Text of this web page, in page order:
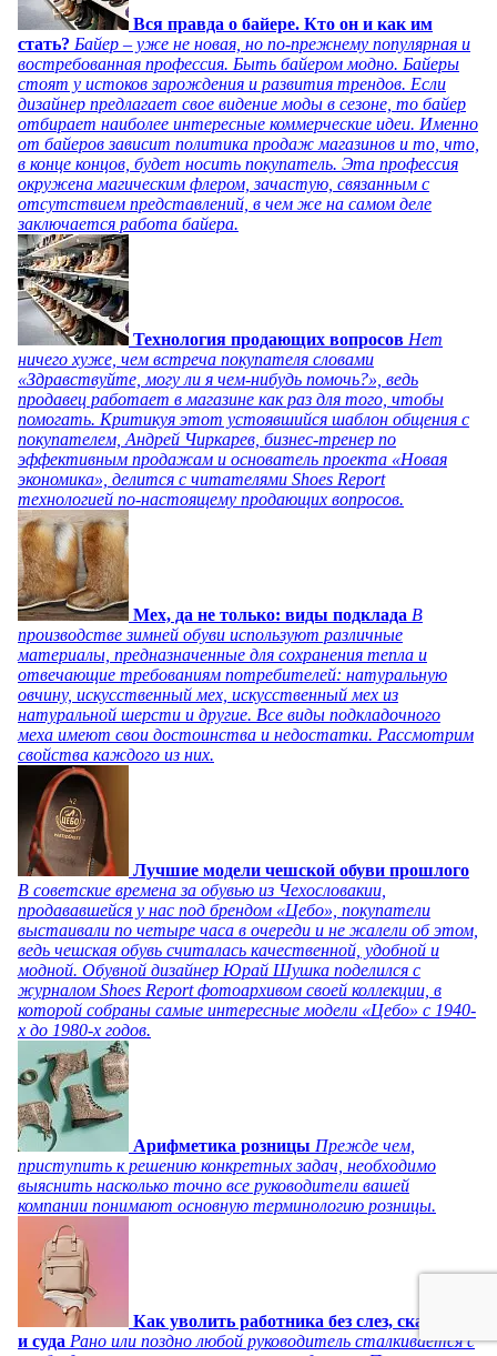
Вся правда о байере. Кто он и как им
стать? Байер – уже не новая, но по-прежнему популярная и
востребованная профессия. Быть байером модно. Байеры
стоят у истоков зарождения и развития трендов. Если
дизайнер предлагает свое видение моды в сезоне, то байер
отбирает наиболее интересные коммерческие идеи. Именно
от байеров зависит политика продаж магазинов и то, что,
в конце концов, будет носить покупатель. Эта профессия
окружена магическим флером, зачастую, связанным с
отсутствием представлений, в чем же на самом деле
заключается работа байера.
Технология продающих вопросов Нет
ничего хуже, чем встреча покупателя словами
«Здравствуйте, могу ли я чем-нибудь помочь?», ведь
продавец работает в магазине как раз для того, чтобы
помогать. Критикуя этот устоявшийся шаблон общения с
покупателем, Андрей Чиркарев, бизнес-тренер по
эффективным продажам и основатель проекта «Новая
экономика», делится с читателями Shoes Report
технологией по-настоящему продающих вопросов.
Мех, да не только: виды подклада В
производстве зимней обуви используют различные
материалы, предназначенные для сохранения тепла и
отвечающие требованиям потребителей: натуральную
овчину, искусственный мех, искусственный мех из
натуральной шерсти и другие. Все виды подкладочного
меха имеют свои достоинства и недостатки. Рассмотрим
свойства каждого из них.
Лучшие модели чешской обуви прошлого
В советские времена за обувью из Чехословакии,
продававшейся у нас под брендом «Цебо», покупатели
выстаивали по четыре часа в очереди и не жалели об этом,
ведь чешская обувь считалась качественной, удобной и
модной. Обувной дизайнер Юрай Шушка поделился с
журналом Shoes Report фотоархивом своей коллекции, в
которой собраны самые интересные модели «Цебо» с 1940-
х до 1980-х годов.
Арифметика розницы Прежде чем,
приступить к решению конкретных задач, необходимо
выяснить насколько точно все руководители вашей
компании понимают основную терминологию розницы.
Как уволить работника без слез, скандала
и суда Рано или поздно любой руководитель сталкивается с